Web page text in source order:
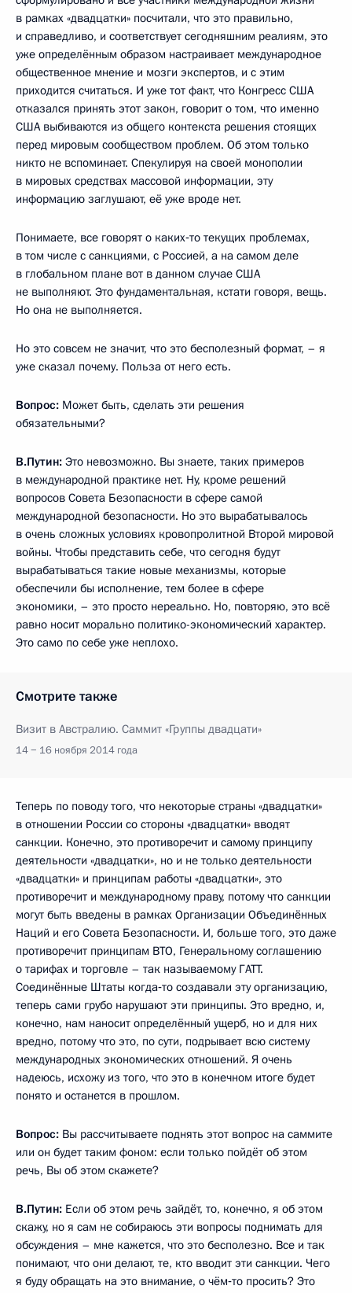
в рамках «двадцатки» посчитали, что это правильно,
и справедливо, и соответствует сегодняшним реалиям, это
уже определённым образом настраивает международное
общественное мнение и мозги экспертов, и с этим
приходится считаться. И уже тот факт, что Конгресс США
отказался принять этот закон, говорит о том, что именно
США выбиваются из общего контекста решения стоящих
перед мировым сообществом проблем. Об этом только
никто не вспоминает. Спекулируя на своей монополии
в мировых средствах массовой информации, эту
информацию заглушают, её уже вроде нет.
Понимаете, все говорят о каких‑то текущих проблемах,
в том числе с санкциями, с Россией, а на самом деле
в глобальном плане вот в данном случае США
не выполняют. Это фундаментальная, кстати говоря, вещь.
Но она не выполняется.
Но это совсем не значит, что это бесполезный формат, – я
уже сказал почему. Польза от него есть.
Вопрос: Может быть, сделать эти решения
обязательными?
В.Путин: Это невозможно. Вы знаете, таких примеров
в международной практике нет. Ну, кроме решений
вопросов Совета Безопасности в сфере самой
международной безопасности. Но это вырабатывалось
в очень сложных условиях кровопролитной Второй мировой
войны. Чтобы представить себе, что сегодня будут
вырабатываться такие новые механизмы, которые
обеспечили бы исполнение, тем более в сфере
экономики, – это просто нереально. Но, повторяю, это всё
равно носит морально политико-экономический характер.
Это само по себе уже неплохо.
Смотрите также
Визит в Австралию. Саммит «Группы двадцати»
14 − 16 ноября 2014 года
Теперь по поводу того, что некоторые страны «двадцатки»
в отношении России со стороны «двадцатки» вводят
санкции. Конечно, это противоречит и самому принципу
деятельности «двадцатки», но и не только деятельности
«двадцатки» и принципам работы «двадцатки», это
противоречит и международному праву, потому что санкции
могут быть введены в рамках Организации Объединённых
Наций и его Совета Безопасности. И, больше того, это даже
противоречит принципам ВТО, Генеральному соглашению
о тарифах и торговле – так называемому ГАТТ.
Соединённые Штаты когда‑то создавали эту организацию,
теперь сами грубо нарушают эти принципы. Это вредно, и,
конечно, нам наносит определённый ущерб, но и для них
вредно, потому что это, по сути, подрывает всю систему
международных экономических отношений. Я очень
надеюсь, исхожу из того, что это в конечном итоге будет
понято и останется в прошлом.
Вопрос: Вы рассчитываете поднять этот вопрос на саммите
или он будет таким фоном: если только пойдёт об этом
речь, Вы об этом скажете?
В.Путин: Если об этом речь зайдёт, то, конечно, я об этом
скажу, но я сам не собираюсь эти вопросы поднимать для
обсуждения – мне кажется, что это бесполезно. Все и так
понимают, что они делают, те, кто вводит эти санкции. Чего
я буду обращать на это внимание, о чём‑то просить? Это